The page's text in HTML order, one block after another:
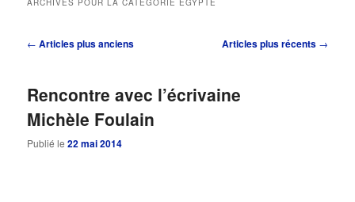
ARCHIVES POUR LA CATÉGORIE EGYPTE
Navigation
← Articles plus anciens Articles plus récents →
Rencontre avec l’écrivaine
Michèle Foulain
Publié le22 mai 2014